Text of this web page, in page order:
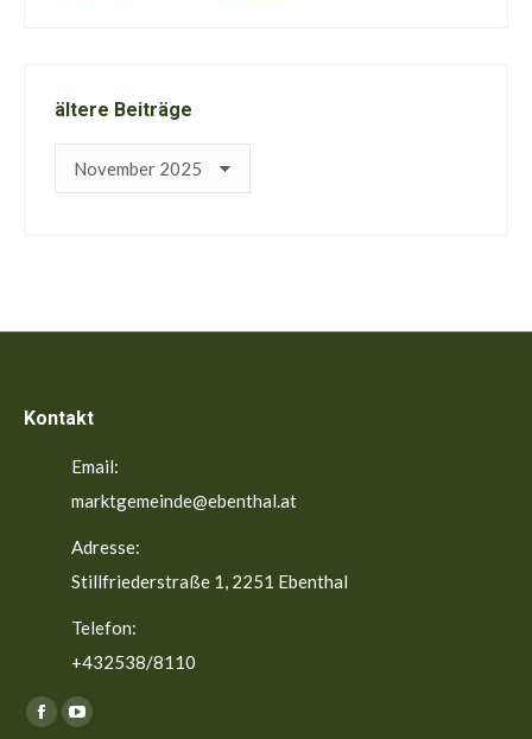
ältere Beiträge
ältere
Kontakt
Email:
marktgemeinde@ebenthal.at
Adresse:
Stillfriederstraße 1, 2251 Ebenthal
Telefon:
+432538/8110
Finden Sie uns auf:
FacebookYouTube